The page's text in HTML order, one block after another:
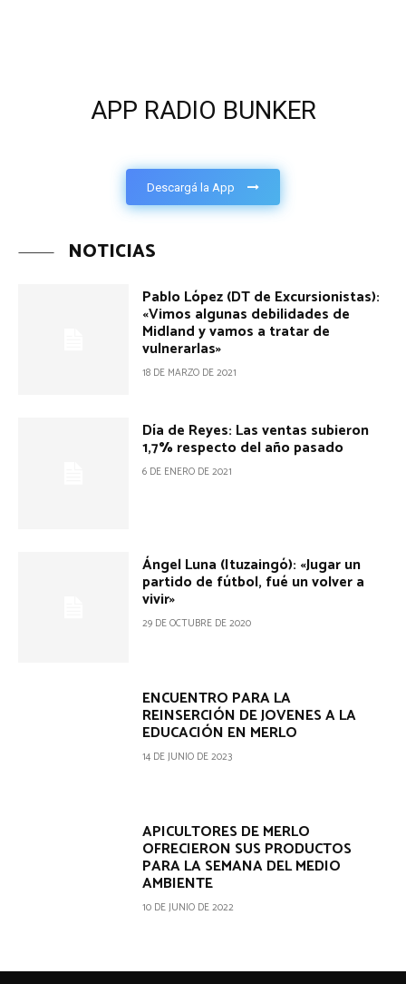
APP RADIO BUNKER
Descargá la App
NOTICIAS
Pablo López (DT de Excursionistas):
«Vimos algunas debilidades de
Midland y vamos a tratar de
vulnerarlas»
18 DE MARZO DE 2021
Día de Reyes: Las ventas subieron
1,7% respecto del año pasado
6 DE ENERO DE 2021
Ángel Luna (Ituzaingó): «Jugar un
partido de fútbol, fué un volver a
vivir»
29 DE OCTUBRE DE 2020
ENCUENTRO PARA LA
REINSERCIÓN DE JOVENES A LA
EDUCACIÓN EN MERLO
14 DE JUNIO DE 2023
APICULTORES DE MERLO
OFRECIERON SUS PRODUCTOS
PARA LA SEMANA DEL MEDIO
AMBIENTE
10 DE JUNIO DE 2022